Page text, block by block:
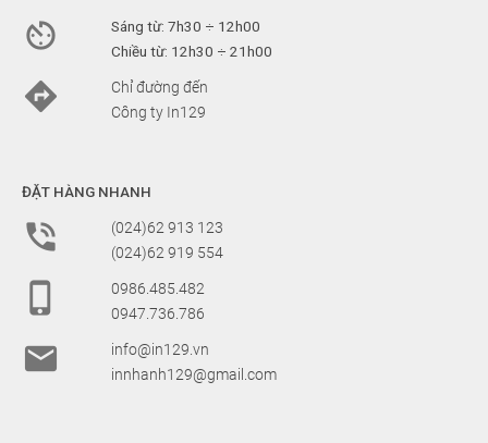

Sáng từ: 7h30 ÷ 12h00
Chiều từ: 12h30 ÷ 21h00

Chỉ đường đến
Công ty In129
ĐẶT HÀNG NHANH

(024)62 913 123
(024)62 919 554

0986.485.482
0947.736.786

info@in129.vn
innhanh129@gmail.com